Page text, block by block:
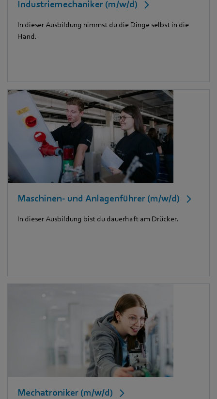
Industriemechaniker (m/w/d)
In dieser Ausbildung nimmst du die Dinge selbst in die
Hand.
Maschinen- und Anlagenführer (m/w/d)
In dieser Ausbildung bist du dauerhaft am Drücker.
Mechatroniker (m/w/d)